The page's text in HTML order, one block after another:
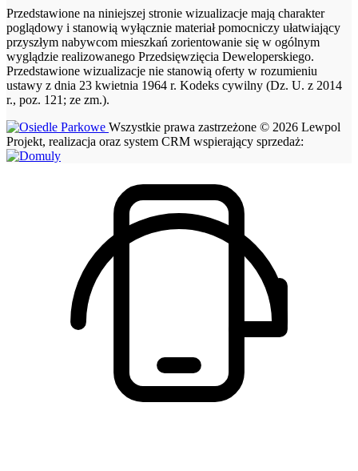
Przedstawione na niniejszej stronie wizualizacje mają charakter
poglądowy i stanowią wyłącznie materiał pomocniczy ułatwiający
przyszłym nabywcom mieszkań zorientowanie się w ogólnym
wyglądzie realizowanego Przedsięwzięcia Deweloperskiego.
Przedstawione wizualizacje nie stanowią oferty w rozumieniu
ustawy z dnia 23 kwietnia 1964 r. Kodeks cywilny (Dz. U. z 2014
r., poz. 121; ze zm.).
Wszystkie prawa zastrzeżone © 2026 Lewpol
Projekt, realizacja oraz system CRM wspierający sprzedaż: